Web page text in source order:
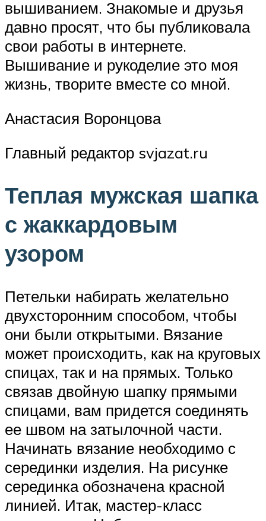
вышиванием. Знакомые и друзья
давно просят, что бы публиковала
свои работы в интернете.
Вышивание и рукоделие это моя
жизнь, творите вместе со мной.
Анастасия Воронцова
Главный редактор svjazat.ru
Теплая мужская шапка
с жаккардовым
узором
Петельки набирать желательно
двухсторонним способом, чтобы
они были открытыми. Вязание
может происходить, как на круговых
спицах, так и на прямых. Только
связав двойную шапку прямыми
спицами, вам придется соединять
ее швом на затылочной части.
Начинать вязание необходимо с
серединки изделия. На рисунке
серединка обозначена красной
линией. Итак, мастер-класс